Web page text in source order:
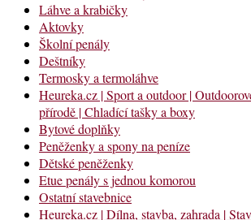
Láhve a krabičky
Aktovky
Školní penály
Deštníky
Termosky a termoláhve
Heureka.cz | Sport a outdoor |
přírodě | Chladící tašky a boxy
Bytové doplňky
Peněženky a spony na peníze
Dětské peněženky
Etue penály s jednou komorou
Ostatní stavebnice
Heureka.cz | Dílna, stavba, zahrada |